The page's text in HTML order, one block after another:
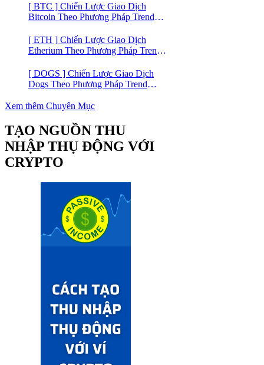
[ BTC ] Chiến Lược Giao Dịch
Bitcoin Theo Phương Pháp Trend
[ ETH ] Chiến Lược Giao Dịch
Etherium Theo Phương Pháp Trend
[ DOGS ] Chiến Lược Giao Dịch
Dogs Theo Phương Pháp Trend
Yết trên Binance
Xem thêm Chuyên Mục
TẠO NGUỒN THU
NHẬP THỤ ĐỘNG VỚI
CRYPTO